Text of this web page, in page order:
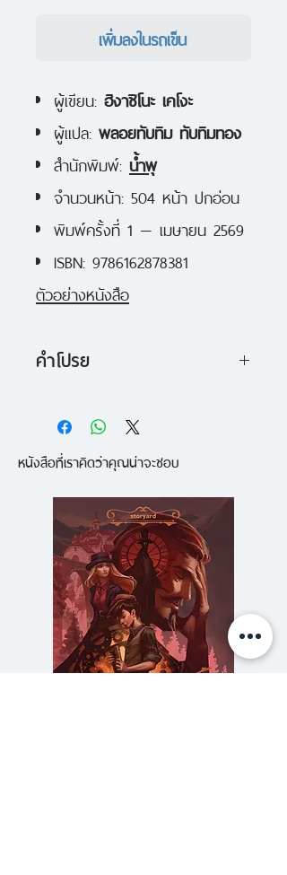
เพิ่มลงในรถเข็น
ผู้เขียน: ฮิงาชิโนะ เคโงะ
ผู้แปล: พลอยทับทิม ทับทิมทอง
สำนักพิมพ์: น้ำพุ
จำนวนหน้า: 504 หน้า ปกอ่อน
พิมพ์ครั้งที่ 1 — เมษายน 2569
ISBN: 9786162878381
ตัวอย่างหนังสือ
คำโปรย
พ่อของ ริคุมะ ไม่กลับเข้ามาที่บ้าน
ก่อนถูกพบเป็นศพกลางแม่น้ำในอีก
หกวันต่อมา
เบาะแสเดียวที่มีคือสมุดบันทึกที่พ่อ
พกติดตัว
สมัยยังเป็นตำรวจในหน่วยสืบใบหน้า
ซึ่งรับผิดชอบในการระบุตัว
หนังสือที่เราคิดว่าคุณน่าจะชอบ